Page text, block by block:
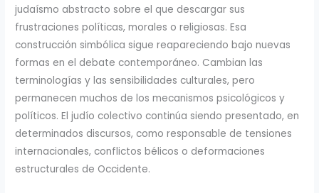
judaísmo abstracto sobre el que descargar sus
frustraciones políticas, morales o religiosas. Esa
construcción simbólica sigue reapareciendo bajo nuevas
formas en el debate contemporáneo. Cambian las
terminologías y las sensibilidades culturales, pero
permanecen muchos de los mecanismos psicológicos y
políticos. El judío colectivo continúa siendo presentado, en
determinados discursos, como responsable de tensiones
internacionales, conflictos bélicos o deformaciones
estructurales de Occidente.